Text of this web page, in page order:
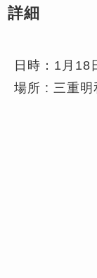
詳細
日時：1月
場所 : 三重明